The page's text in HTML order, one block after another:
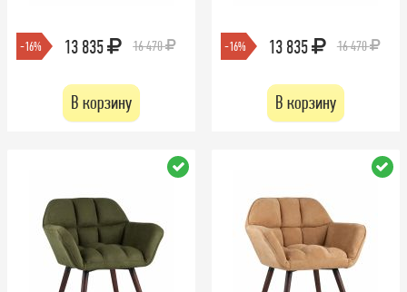
-16% 13 835 16 470
В корзину
-16% 13 835 16 470
В корзину